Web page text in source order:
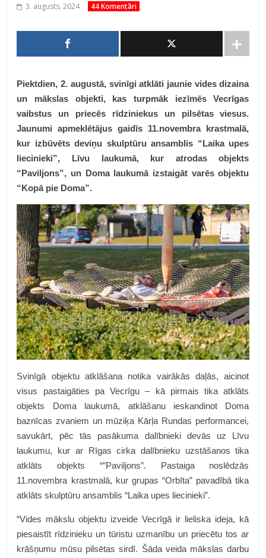
3. augusts, 2024 44 Komentāri
Piektdien, 2. augustā, svinīgi atklāti jaunie vides dizaina
un mākslas objekti, kas turpmāk iezīmēs Vecrīgas
vaibstus un priecēs rīdziniekus un pilsētas viesus.
Jaunumi apmeklētājus gaidīs 11.novembra krastmalā,
kur izbūvēts deviņu skulptūru ansamblis “Laika upes
liecinieki”, Līvu laukumā, kur atrodas objekts
“Paviljons”, un Doma laukumā izstaigāt varēs objektu
“Kopā pie Doma”.
Svinīgā objektu atklāšana notika vairākās daļās, aicinot
visus pastaigāties pa Vecrīgu – kā pirmais tika atklāts
objekts Doma laukumā, atklāšanu ieskandinot Doma
baznīcas zvaniem un mūziķa Kārļa Rundas performancei,
savukārt, pēc tās pasākuma dalībnieki devās uz Līvu
laukumu, kur ar Rīgas cirka dalībnieku uzstāšanos tika
atklāts objekts “”Paviljons”. Pastaiga noslēdzās
11.novembra krastmalā, kur grupas “Orbīta” pavadībā tika
atklāts skulptūru ansamblis “Laika upes liecinieki”.
“Vides mākslu objektu izveide Vecrīgā ir lieliska ideja, kā
piesaistīt rīdzinieku un tūristu uzmanību un priecētu tos ar
krāšņumu mūsu pilsētas sirdī. Šāda veida mākslas darbu